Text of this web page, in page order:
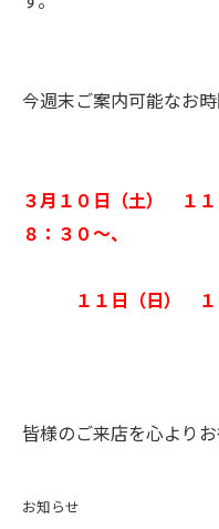
今週末ご案内可能なお時
３月１０日（土） １
８：３０～、
１１日（日） １５
皆様のご来店を心よりお
お知らせ